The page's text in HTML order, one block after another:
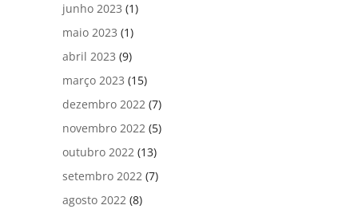
junho 2023 (1)
maio 2023 (1)
abril 2023 (9)
março 2023 (15)
dezembro 2022 (7)
novembro 2022 (5)
outubro 2022 (13)
setembro 2022 (7)
agosto 2022 (8)